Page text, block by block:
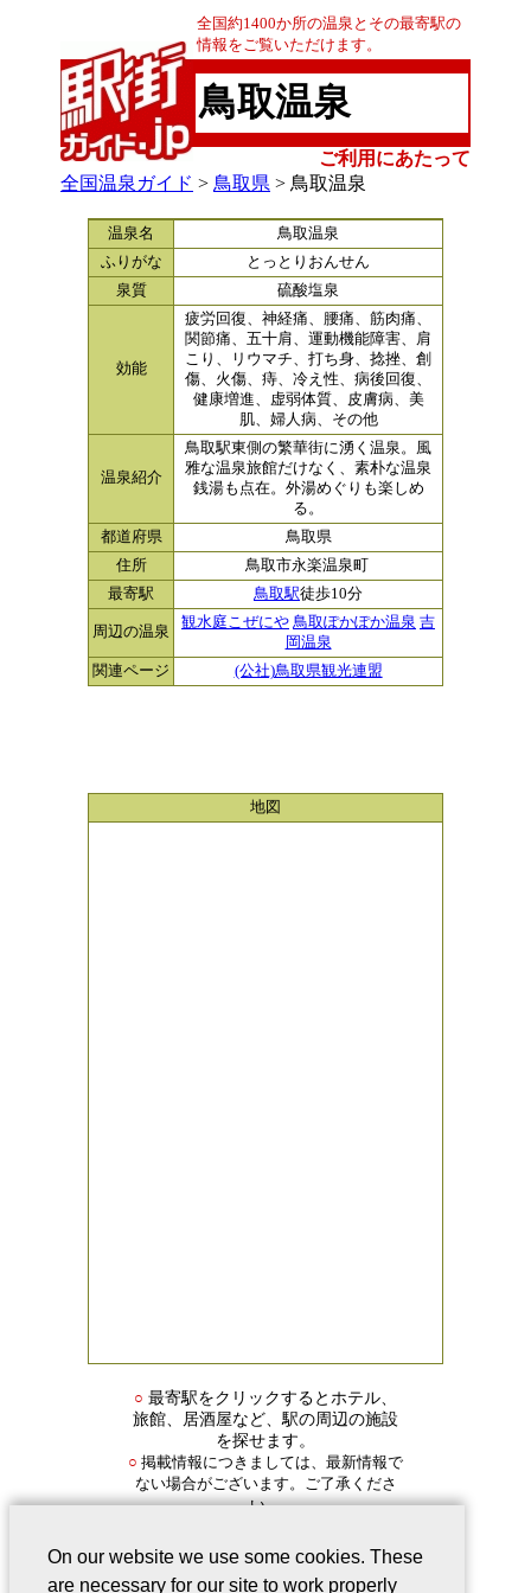
全国約1400か所の温泉とその最寄駅の
情報をご覧いただけます。
鳥取温泉
ご利用にあたって
全国温泉ガイド > 鳥取県 > 鳥取温泉
温泉名
鳥取温泉
ふりがな
とっとりおんせん
泉質
硫酸塩泉
効能
疲労回復、神経痛、腰痛、筋肉痛、
関節痛、五十肩、運動機能障害、肩
こり、リウマチ、打ち身、捻挫、創
傷、火傷、痔、冷え性、病後回復、
健康増進、虚弱体質、皮膚病、美
肌、婦人病、その他
温泉紹介
鳥取駅東側の繁華街に湧く温泉。風
雅な温泉旅館だけなく、素朴な温泉
銭湯も点在。外湯めぐりも楽しめ
る。
都道府県
鳥取県
住所
鳥取市永楽温泉町
最寄駅
鳥取駅徒歩10分
周辺の温泉
観水庭こぜにや 鳥取ぽかぽか温泉 吉
岡温泉
関連ページ
(公社)鳥取県観光連盟
地図
○ 最寄駅をクリックするとホテル、
旅館、居酒屋など、駅の周辺の施設
を探せます。
○ 掲載情報につきましては、最新情報で
ない場合がございます。ご了承くださ
い。
On our website we use some cookies. These
are necessary for our site to work properly